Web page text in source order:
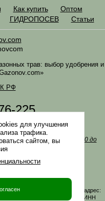
Как купить
Оптом
ГИДРОПОСЕВ Статьи
трав: выбор удобрения и
РФ
225
335
до 18:00, пятница - с 10:00 до
письма
звонок
«ГАЗОНОВКОМ» Юридический адрес:
2, этаж 01, помещение 3106 ИНН
для улучшения
трафика.
сайтом, вы